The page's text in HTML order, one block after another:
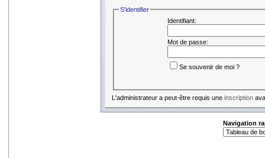
S'identifier
Identifiant:
Mot de passe:
Se souvenir de moi ?
L'administrateur a peut-être requis une inscription
Navigation